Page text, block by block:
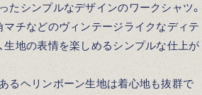
たシンプルなデザインのワークシャツ。
マチなどのヴィンテージライクなディテ
生地の表情を楽しめるシンプルな仕上が
るヘリンボーン生地は着心地も抜群で